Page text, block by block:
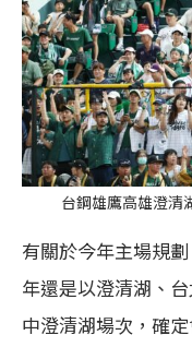
台鋼雄鷹高雄澄清
有關於今年主場規
年還是以澄清湖、
中澄清湖場次，確定